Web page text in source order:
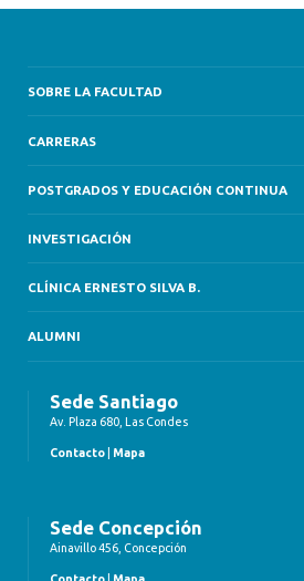
SOBRE LA FACULTAD
CARRERAS
POSTGRADOS Y EDUCACIÓN CONTINUA
INVESTIGACIÓN
CLÍNICA ERNESTO SILVA B.
ALUMNI
Sede Santiago
Av. Plaza 680, Las Condes
Contacto Mapa
Sede Concepción
Ainavillo 456, Concepción